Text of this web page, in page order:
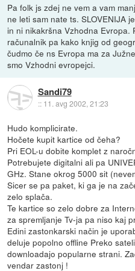
Pa folk js zdej ne vem a vam
ne leti sam nate ts. SLOVENIJA
in ni nikakršna Vzhodna Evropa.
računalnik pa kako knjig od
čudmo če ns Evropa ma za
smo Vzhodni evropejci.
Sandi79
:: 11. avg 2002, 21:23
Hudo komplicirate.
Hočete kupit kartice od čeha?
Pri EOL-u dobite komplet z
Potrebujete digitalni ali pa
GHz. Stane okrog 5000 sit
Sicer se pa paket, ki ga je na
zelo splača.
Te kartice so zelo dobre za
za spremljanje Tv-ja pa niso kaj
Edini zastonkarski način je
deluje popolno offline Preko
downloadajo popularne strani.
vendar zastonj !